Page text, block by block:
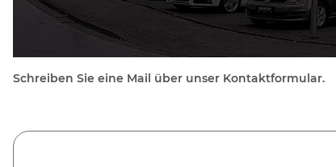
Schreiben Sie eine Mail über unser Kontaktformular.